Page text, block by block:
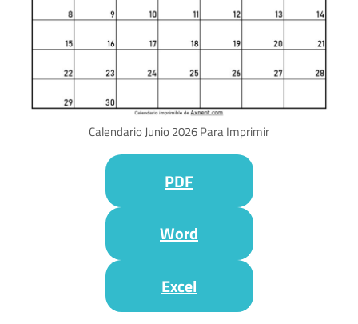
Calendario Junio 2026 Para Imprimir
PDF
Word
Excel